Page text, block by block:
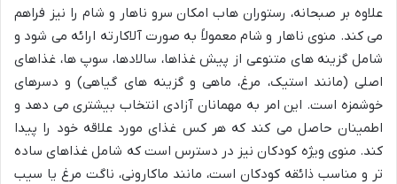
علاوه بر صبحانه، رستوران هاب امکان سرو ناهار و شام را نیز فراهم
می کند. منوی ناهار و شام معمولاً به صورت آلاکارته ارائه می شود و
شامل گزینه های متنوعی از پیش غذاها، سالادها، سوپ ها، غذاهای
اصلی (مانند استیک، مرغ، ماهی و گزینه های گیاهی) و دسرهای
خوشمزه است. این امر به مهمانان آزادی انتخاب بیشتری می دهد و
اطمینان حاصل می کند که هر کس غذای مورد علاقه خود را پیدا
کند. منوی ویژه کودکان نیز در دسترس است که شامل غذاهای ساده
تر و مناسب ذائقه کودکان است، مانند ماکارونی، ناگت مرغ یا سیب